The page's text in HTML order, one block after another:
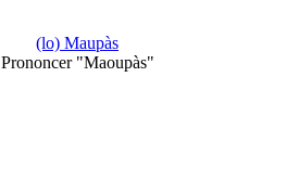
(lo) Maupàs
Prononcer "Maoupàs"